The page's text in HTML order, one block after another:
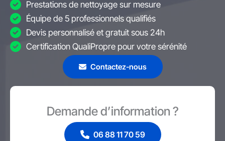
Prestations de nettoyage sur mesure
Équipe de 5 professionnels qualifiés
Devis personnalisé et gratuit sous 24h
Certification QualiPropre pour votre sérénité
Contactez-nous
Demande d’information ?
06 88 11 70 59